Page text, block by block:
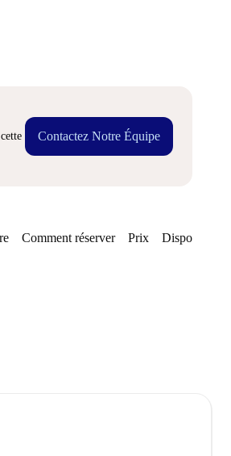
Contactez Notre Équipe
Comment réserver Prix Disponibilités